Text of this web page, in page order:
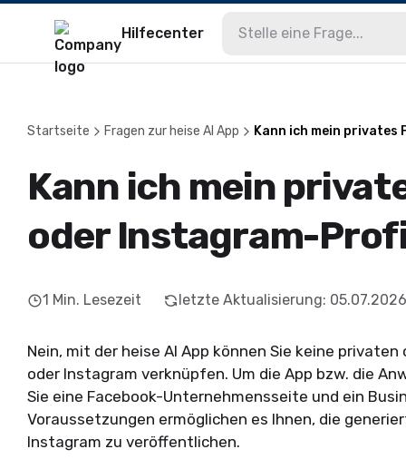
Hilfecenter
Startseite Fragen zur heise AI App Kann ich mein
Kann ich mein
oder Instagram-
1 Min. Lesezeit letzte Aktualisierung: 05.07.2026
Nein, mit der heise AI App können Sie keine
oder Instagram verknüpfen. Um die App bzw. die
Sie eine Facebook-Unternehmensseite und ein
Voraussetzungen ermöglichen es Ihnen, die
Instagram zu veröffentlichen.